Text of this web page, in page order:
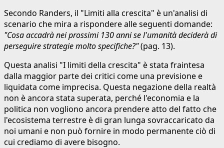
Secondo Randers, il "Limiti alla crescita" è un'analisi di
scenario che mira a rispondere alle seguenti domande:
"Cosa accadrà nei prossimi 130 anni se l'umanità deciderà di
perseguire strategie molto specifiche?"(pag. 13).
Questa analisi "I limiti della crescita" è stata fraintesa
dalla maggior parte dei critici come una previsione e
liquidata come imprecisa. Questa negazione della realtà
non è ancora stata superata, perché l'economia e la
politica non vogliono ancora prendere atto del fatto che
l'ecosistema terrestre è di gran lunga sovraccaricato da
noi umani e non può fornire in modo permanente ciò di
cui crediamo di avere bisogno.